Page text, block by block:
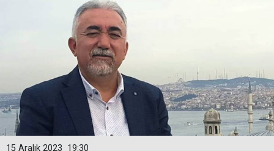
19:30
15 Aralık 2023